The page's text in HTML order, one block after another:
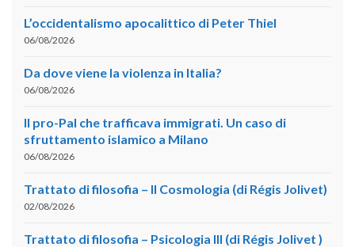
L’occidentalismo apocalittico di Peter Thiel
06/08/2026
Da dove viene la violenza in Italia?
06/08/2026
Il pro-Pal che trafficava immigrati. Un caso di
sfruttamento islamico a Milano
06/08/2026
Trattato di filosofia – II Cosmologia (di Régis Jolivet)
02/08/2026
Trattato di filosofia – Psicologia III (di Régis Jolivet )